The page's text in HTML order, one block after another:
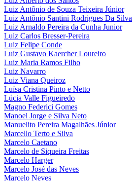
Luiz Antônio de Souza Teixeira Júnior
Luiz Antônio Santini Rodrigues Da Silva
Luiz Arnaldo Pereira da Cunha Junior
Luiz Carlos Bresser-Pereira
Luiz Felipe Conde
Luiz Gustavo Kaercher Loureiro
Luiz Maria Ramos Filho
Luiz Navarro
Luiz Viana Queiroz
Luísa Cristina Pinto e Netto
Lúcia Valle Figueiredo
Magno Federici Gomes
Manoel Jorge e Silva Neto
Manuelito Pereira Magalhães Júnior
Marcello Terto e Silva
Marcelo Caetano
Marcelo de Siqueira Freitas
Marcelo Harger
Marcelo José das Neves
Marcelo Neves